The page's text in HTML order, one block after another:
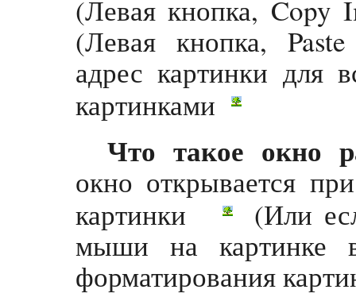
(Левая кнопка, Copy
(Левая кнопка,
адрес картинки для
картинками
Что такое окно
окно открывается
картинки
(Или
мыши на картинке в
форматирования